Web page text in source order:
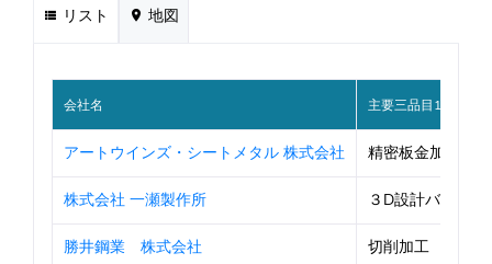
リスト 地図
会社名 主要三品目1
アートウインズ・シートメタル 株式会社 精密板金加工品
株式会社 一瀬製作所 ３D設計バラ図板
勝井鋼業 株式会社 切削加工